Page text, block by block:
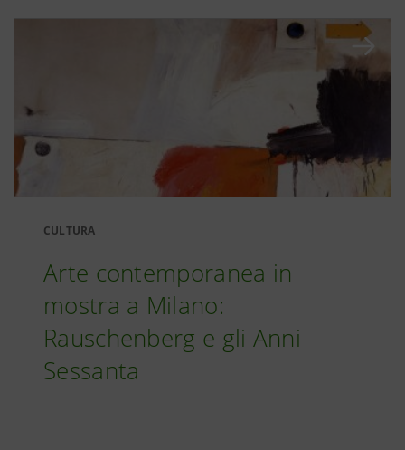
CULTURA
Arte contemporanea in
mostra a Milano:
Rauschenberg e gli Anni
Sessanta